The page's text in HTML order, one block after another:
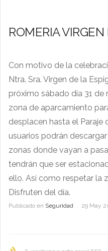
ROMERIA
Con motivo de la
Ntra. Sra. Virgen de la
próximo sábado día 31 de
zona de aparcamiento
desplacen hasta el Paraje
usuarios podrán
zonas donde vayan a
tendrán que ser
ello. Así como respetar la
Disfruten del día.
Publicado en Seguridad 29 May